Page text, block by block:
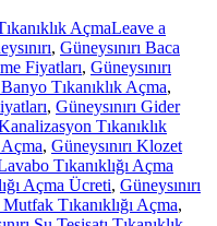
AçmaLeave a
, Güneysınırı Baca
Fiyatları, Güneysınırı
Banyo Tıkanıklık Açma,
, Güneysınırı Gider
Tıkanıklık
Açma, Güneysınırı Klozet
Tıkanıklığı Açma
Açma Ücreti, Güneysınırı
Mutfak Tıkanıklığı Açma,